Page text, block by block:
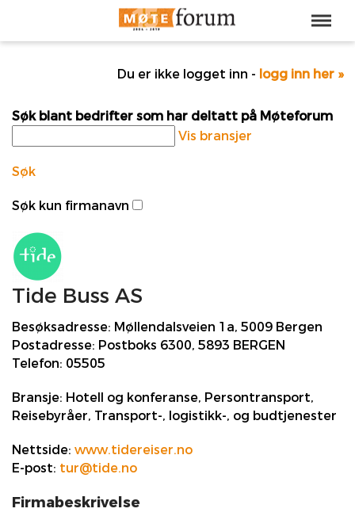
Du er ikke logget inn - logg inn her »
Søk blant bedrifter som har deltatt på Møteforum
Vis bransjer
Søk
Søk kun firmanavn
Tide Buss AS
Besøksadresse: Møllendalsveien 1a, 5009 Bergen
Postadresse: Postboks 6300, 5893 BERGEN
Telefon: 05505
Bransje: Hotell og konferanse, Persontransport,
Reisebyråer, Transport-, logistikk-, og budtjenester
Nettside: www.tidereiser.no
E-post: tur@tide.no
Firmabeskrivelse